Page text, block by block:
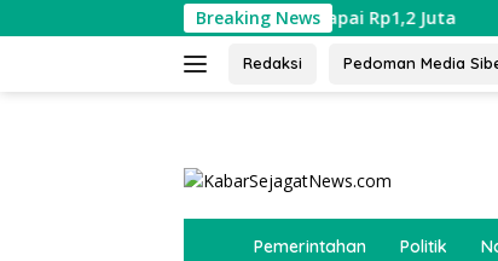
ke
Breaking News
Warga Sebut Tarif Capai Rp1,2 Juta Bupati
Redaksi Pedoman Media
Pemerintahan Politik